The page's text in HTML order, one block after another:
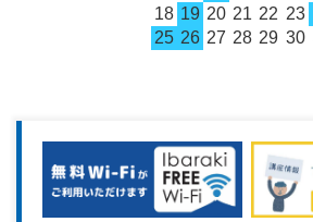
18 19 20 21 22 23
25 26 27 28 29 30